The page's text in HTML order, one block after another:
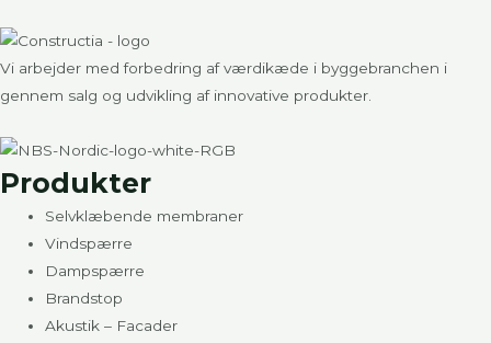
Vi arbejder med forbedring af værdikæde i byggebranchen i
gennem salg og udvikling af innovative produkter.
Produkter
Selvklæbende membraner
Vindspærre
Dampspærre
Brandstop
Akustik – Facader